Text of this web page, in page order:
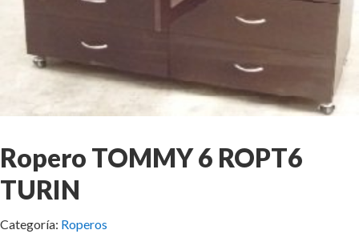
Ropero TOMMY 6 ROPT6
TURIN
Categoría: Roperos